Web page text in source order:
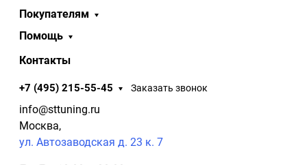
Покупателям
Помощь
Контакты
+7 (495) 215-55-45 Заказать звонок
info@sttuning.ru
Москва,
ул. Автозаводская д. 23 к. 7